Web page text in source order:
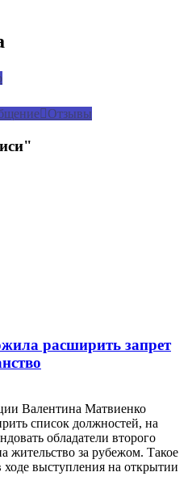
Отзывы
расширить запрет
Валентина Матвиенко
список должностей, на
обладатели второго
жительство за рубежом. Такое
ходе выступления на открытии